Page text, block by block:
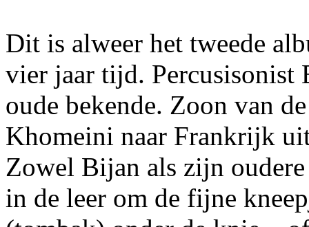
Dit is alweer het tweede
vier jaar tijd. Percusisonist
oude bekende. Zoon van
Khomeini naar Frankrijk
Zowel Bijan als zijn
in de leer om de fijne